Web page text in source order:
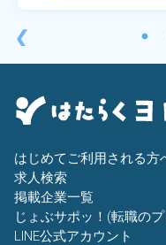
❮
はじめてご利用される方
求人検索
掲載企業一覧
じょぶサポッ！(転職の
LINE公式アカウント